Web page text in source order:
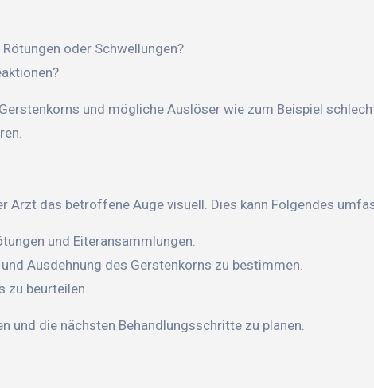
oder Schwellungen?
und mögliche Auslöser wie zum Beispiel
Arzt das betroffene Auge visuell. Dies kann Folgendes
und Eiteransammlungen.
Ausdehnung des Gerstenkorns zu bestimmen.
zu beurteilen.
und die nächsten Behandlungsschritte zu planen.